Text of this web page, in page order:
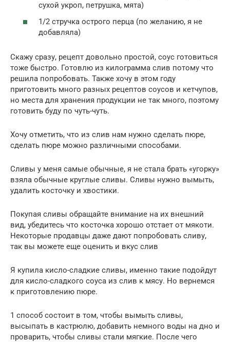
сухой укроп, петрушка, мята)
1/2 стручка острого перца (по желанию, я не
добавляла)
Скажу сразу, рецепт довольно простой, соус готовиться
тоже быстро. Готовлю из килограмма слив потому что
решила попробовать. Также хочу в этом году
приготовить много разных рецептов соусов и кетчупов,
но места для хранения продукции не так много, поэтому
готовить буду по чуть-чуть.
Хочу отметить, что из слив нам нужно сделать пюре,
сделать пюре можно различными способами.
Сливы у меня самые обычные, я не стала брать «угорку»
взяла обычные круглые сливы. Сливы нужно вымыть,
удалить косточку и хвостики.
Покупая сливы обращайте внимание на их внешний
вид, убедитесь что косточка хорошо отстает от мякоти.
Некоторые продавцы даже дают попробовать сливу,
так вы можете еще оценить и вкус слив
Я купила кисло-сладкие сливы, именно такие подойдут
для кисло-сладкого соуса из слив к мясу. Но вернемся
к приготовлению пюре.
1 способ состоит в том, чтобы вымыть сливы,
высыпать в кастрюлю, добавить немного воды на дно и
проварить, чтобы сливы стали мягкие. После чего